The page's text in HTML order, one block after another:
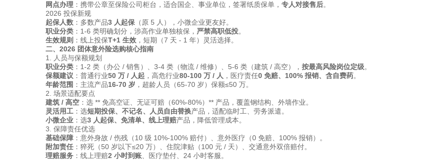
网点办理：携带公章至保险公司柜台，适合国企、事业单位，签署纸质保单， 专人对接售后。
2026 投保新规
起保人数：多数产品3 人起保（原 5 人），小微企业更友好。
职业分类：1-6 类明确划分，涉高作业单独核保， 严禁高职低投。
生效规则 ：线上投保T+1 生效，短期（7 天 - 1 年）灵活选择。
二、2026 团体意外险选购核心指南
1. 人员与保额规划
职业分类：1-2 类（办公 / 销售）、3-4 类（物流 / 维修）、5-6 类（建筑 / 高空）， 按最高风险岗位定级。
保额建议 ：普通行业50 万 / 人起 ，高危行业80-100 万 / 人 ，医疗责任0 免赔、100% 报销、含自费药。
年龄范围 ：主流产品16-70 岁 ，超龄人员（65-70 岁）保额≤50 万。
2. 场景适配要点
建筑 / 高空：选 ** 免高空证、无证可赔（60%-80%）** 产品，覆盖钢结构、外墙作业。
灵活用工：选短期投保、不记名、人员自由替换产品，适配临时工、劳务派遣。
小微企业：选3 人起保、免清单、线上理赔产品，降低管理成本。
3. 保障责任优选
基础保障：意外身故 / 伤残（10 级 10%-100% 赔付）、意外医疗（0 免赔、100% 报销）。
附加责任：猝死（50 岁以下≤20 万）、住院津贴（100 元 / 天）、交通意外双倍赔付。
理赔服务：线上理赔2 小时到账、医疗垫付、24 小时客服。